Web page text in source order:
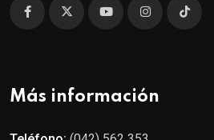
Más información